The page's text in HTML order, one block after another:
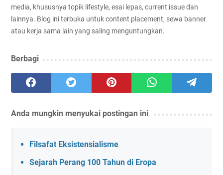
media, khususnya topik lifestyle, esai lepas, current issue dan
lainnya. Blog ini terbuka untuk content placement, sewa banner
atau kerja sama lain yang saling menguntungkan.
Berbagi
Anda mungkin menyukai postingan ini
Filsafat Eksistensialisme
Sejarah Perang 100 Tahun di Eropa